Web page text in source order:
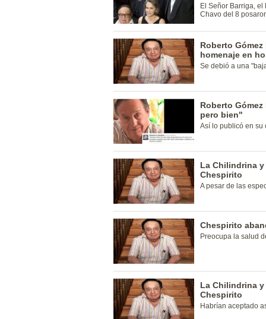
El Señor Barriga,
Chavo del 8
Roberto
homenaje en
Se debió a una
Roberto
pero bien"
Así lo publicó en su
La Chilindrina
Chespirito
A pesar de las
Chespirito
Preocupa la salud
La Chilindrina
Chespirito
Habrían aceptado